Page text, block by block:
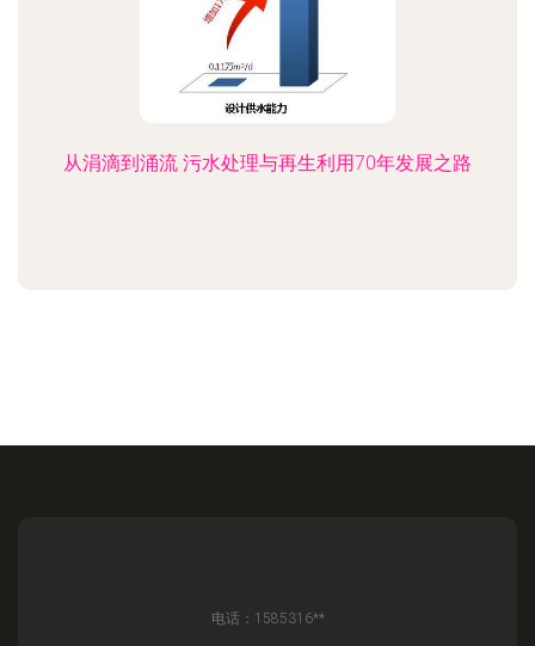
从涓滴到涌流 污水处理与再生利用70年发展之路
电话：1585316**